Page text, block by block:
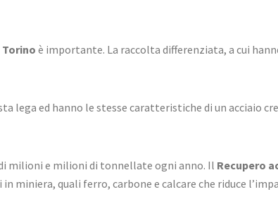
Torino è importante. La raccolta differenziata, a cui
ed hanno le stesse caratteristiche di un acciaio
milioni e milioni di tonnellate ogni anno. Il Recupero
miniera, quali ferro, carbone e calcare che riduce